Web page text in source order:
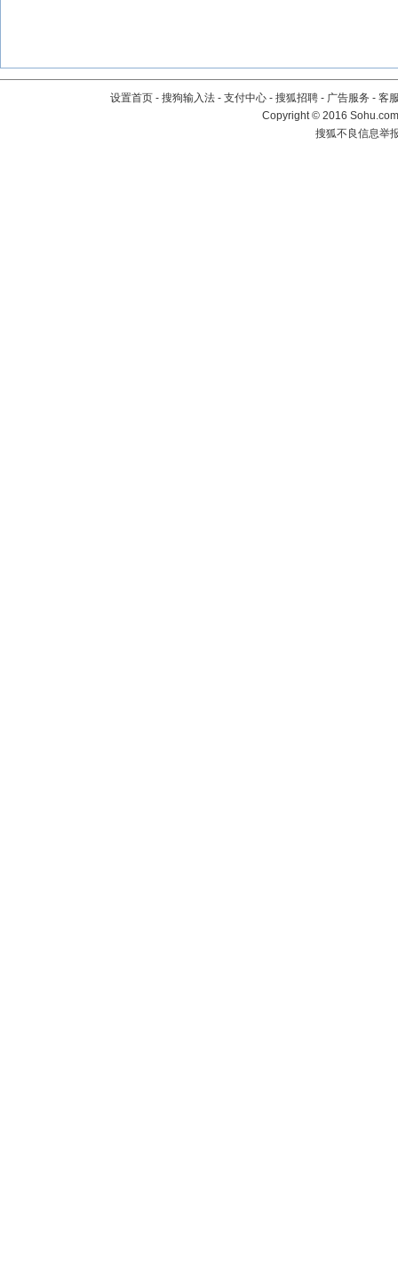
设置首页 - 搜狗输入法 - 支付中心 - 搜狐招聘 - 广告服务 - 客
Copyright©2016
搜狐不良信息举